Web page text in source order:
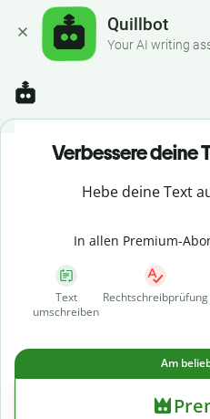
Quillbot
Your AI writing
Verbessere deine
Hebe deine Text
In allen Premium-
Text
umschreiben
Rechtschreibprüfung
Am